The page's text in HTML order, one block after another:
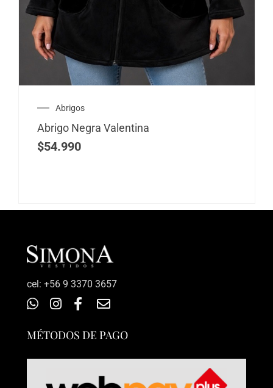
Abrigos
Abrigo Negra Valentina
$54.990
‎cel: +56 9 3370 3657
MÉTODOS DE PAGO